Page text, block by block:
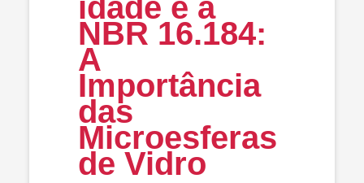
idade e a
NBR 16.184:
A
Importância
das
Microesferas
de Vidro